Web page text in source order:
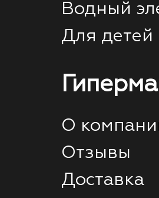
Водный
Для детей
О
Отзывы
Доставка